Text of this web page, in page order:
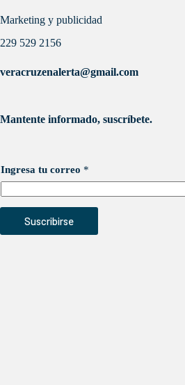
Marketing y publicidad
229 529 2156
veracruzenalerta@gmail.com
Mantente informado, suscríbete.
Ingresa tu correo *
Suscribirse